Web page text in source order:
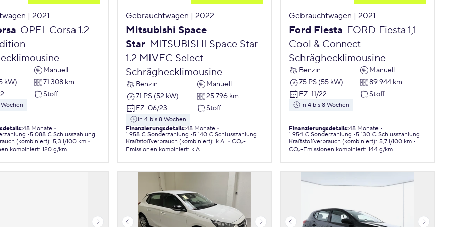
| 2021
OPEL Corsa 1.2
Manuell
kW)
71.308 km
Stoff
:48 Monate
5.088 € Schlusszahlung
(kombiniert): 5,3 l/100 km
kombiniert: 120 g/km
Gebrauchtwagen | 2022
Mitsubishi Space
Star MITSUBISHI Space Star
1.2 MIVEC Select
Schräghecklimousine
Benzin
Manuell
71 PS (52 kW)
25.796 km
EZ: 06/23 Stoff
in 4 bis 8 Wochen
Finanzierungsdetails:48 Monate
1.958 € Sonderzahlung 5.140 € Schlusszahlung
Kraftstoffverbrauch (kombiniert): k.A.
CO₂-
Emissionen kombiniert: k.A.
Gebrauchtwagen | 2021
Ford Fiesta FORD Fiesta 1,1
Cool & Connect
Schräghecklimousine
Benzin
Manuell
75 PS (55 kW)
89.944 km
EZ: 11/22 Stoff
in 4 bis 8 Wochen
Finanzierungsdetails:48 Monate
1.954 € Sonderzahlung 5.130 € Schlusszahlung
Kraftstoffverbrauch (kombiniert): 5,7 l/100 km
CO₂-Emissionen kombiniert: 144 g/km